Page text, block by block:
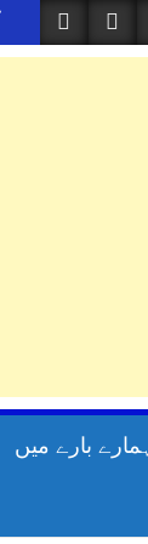
ہمارے بارے میں